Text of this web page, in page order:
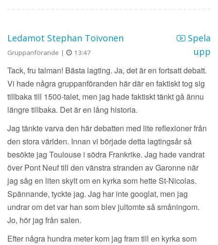
Ledamot Stephan Toivonen
Gruppanförande | 13:47
Spela
upp
Tack, fru talman! Bästa lagting. Ja, det är en fortsatt debatt.
Vi hade några gruppanföranden här där en faktiskt tog sig
tillbaka till 1500-talet, men jag hade faktiskt tänkt gå ännu
längre tillbaka. Det är en lång historia.
Jag tänkte varva den här debatten med lite reflexioner från
den stora världen. Innan vi började detta lagtingsår så
besökte jag Toulouse i södra Frankrike. Jag hade vandrat
över Pont Neuf till den vänstra stranden av Garonne när
jag såg en liten skylt om en kyrka som hette St-Nicolas.
Spännande, tyckte jag. Jag har inte googlat, men jag
undrar om det var han som blev jultomte så småningom.
Jo, hör jag från salen.
Efter några hundra meter kom jag fram till en kyrka som